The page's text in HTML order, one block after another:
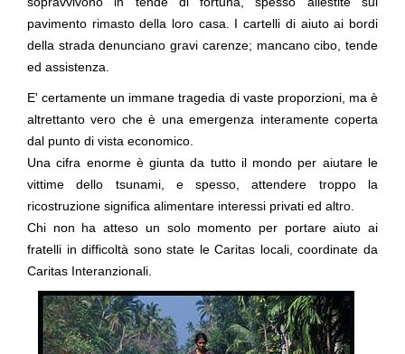
pavimento rimasto della loro casa. I cartelli di aiuto ai bordi
della strada denunciano gravi carenze; mancanocibo ,tende
ed assistenza
E' certamente un immane tragedia di vaste proporzioni, ma è
altrettanto vero che è una emergenza interamente coperta
dal punto di vista economico.
Una cifra enorme è giunta da tutto il mondo per aiutare le
vittime dello tsunami, e spesso, attendere troppo la
ricostruzione significa alimentare interessi privati ed altro.
Chi non ha atteso un solo momento per portare aiuto ai
fratelli in difficoltà sono state leCaritas locali, coordinate da
Caritas Interanzionali.